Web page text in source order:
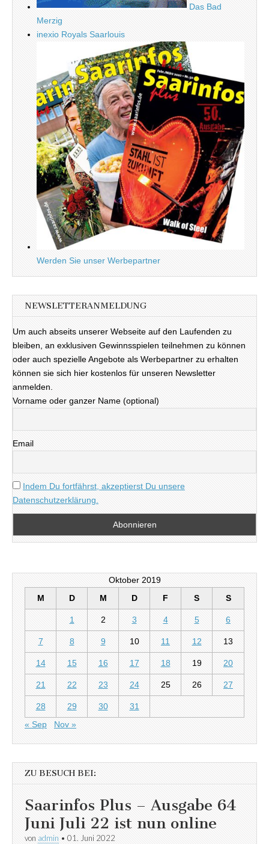
Das Bad
Merzig
inexio Royals Saarlouis
Werden Sie unser Werbepartner
NEWSLETTERANMELDUNG
Um auch abseits unserer Webseite auf den Laufenden zu
bleiben, an exklusiven Gewinnsspielen teilnehmen zu können
oder auch spezielle Angebote als Werbepartner zu erhalten
können sie sich hier kostenlos für unseren Newsletter
anmelden.
Vorname oder ganzer Name (optional)
Email
Indem Du fortfährst, akzeptierst Du unsere
Datenschutzerklärung.
Oktober 2019
M
D M D F S S
1 2 3 4 5 6
7 8 9 10 11 12 13
14 15 16 17 18 19 20
21 22 23 24 25 26 27
28 29 30
31
« Sep
Nov »
ZU BESUCH BEI:
Saarinfos Plus – Ausgabe 64
Juni Juli 22 ist nun online
von admin • 01. Juni 2022